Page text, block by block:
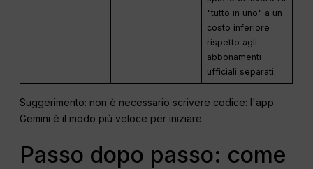
"tutto in uno" a un
costo inferiore
rispetto agli
abbonamenti
ufficiali separati.
Suggerimento: non è necessario scrivere codice: l'app
Gemini è il modo più veloce per iniziare.
Passo dopo passo: come